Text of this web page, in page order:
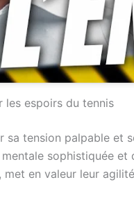
les espoirs du tennis
sa tension palpable
sophistiquée
en valeur leur